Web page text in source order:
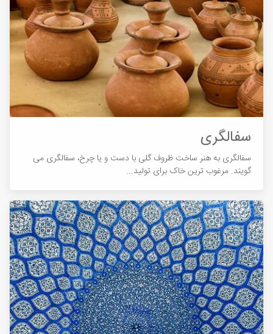
سفالگری
سفالگری به هنر ساخت ظروف گلی با دست و یا چرخ، سفالگری می
گویند. مرغوب ترین خاک برای تولید...